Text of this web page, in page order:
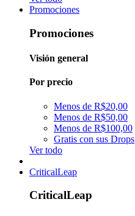
Promociones
Promociones
Visión general
Por precio
Menos de R$20,00
Menos de R$50,00
Menos de R$100,00
Gratis con sus Drops
Ver todo
CriticalLeap
CriticalLeap